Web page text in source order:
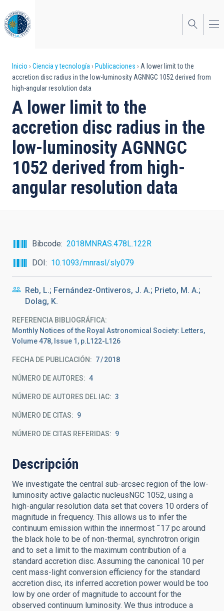
al
contenido
principal
Sobrescribir
enlaces
de
ayuda
a
la
navegación
Inicio Ciencia y tecnología Publicaciones
A lower limit to the
accretion disc radius in the low-luminosity AGNNGC 1052 derived from
high-angular resolution data
A lower limit to the
accretion disc radius in the
low-luminosity AGNNGC
1052 derived from high-
angular resolution data
Bibcode
2018MNRAS.478L.122R
DOI
10.1093/mnrasl/sly079
Reb, L.; Fernández-Ontiveros, J. A.; Prieto, M. A.;
Dolag, K.
REFERENCIA BIBLIOGRÁFICA
Monthly Notices of the Royal Astronomical Society: Letters,
Volume 478, Issue 1, p.L122-L126
FECHA DE PUBLICACIÓN: 7 2018
NÚMERO DE AUTORES 4
NÚMERO DE AUTORES DEL IAC 3
NÚMERO DE CITAS 9
NÚMERO DE CITAS REFERIDAS 9
Descripción
We investigate the central sub-arcsec region of the low-
luminosity active galactic nucleusNGC 1052, using a
high-angular resolution data set that covers 10 orders of
magnitude in frequency. This allows us to infer the
continuum emission within the innermost ˜17 pc around
the black hole to be of non-thermal, synchrotron origin
and to set a limit to the maximum contribution of a
standard accretion disc. Assuming the canonical 10 per
cent mass-light conversion efficiency for the standard
accretion disc, its inferred accretion power would be too
low by one order of magnitude to account for the
observed continuum luminosity. We thus introduce a